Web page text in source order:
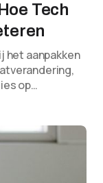
Tech
het aanpakken
op…